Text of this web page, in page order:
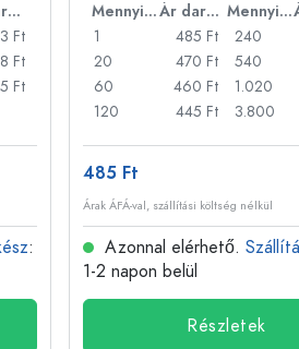
Ár darabonként
Ft
Ft
Ft
:
Mennyiség Ár darabonként Mennyiség
1
485 Ft
20
470 Ft
60
460 Ft
120
445 Ft
240
540
1.020
3.800
485 Ft
Árak ÁFÁ-val, szállítási költség nélkül
Azonnal elérhető.
1-2 napon belül
Részletek